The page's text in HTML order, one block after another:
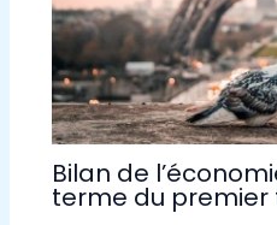
Bilan de
terme du